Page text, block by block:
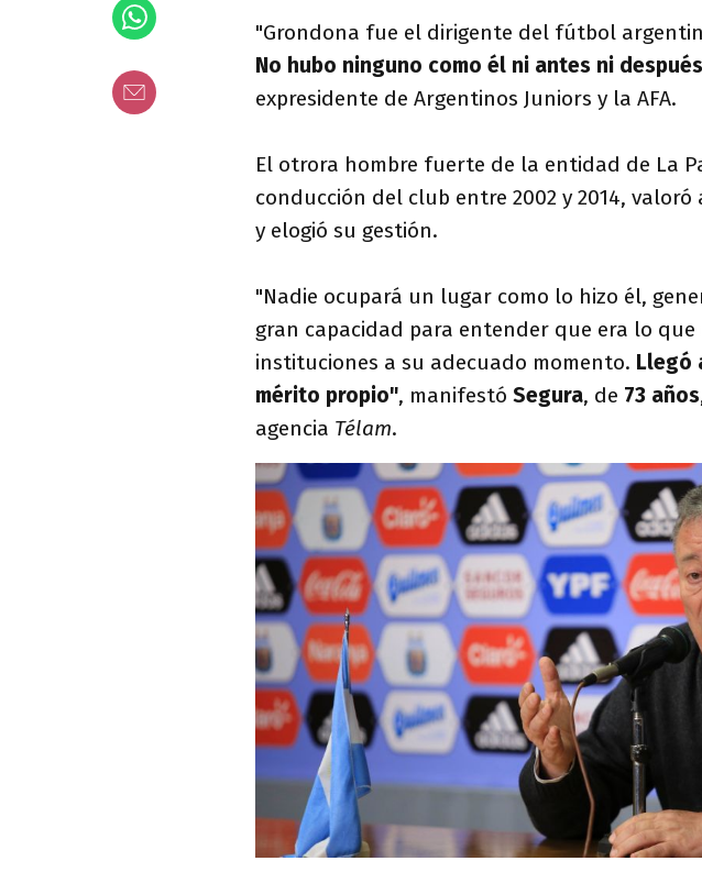
"Grondona fue el dirigente del fútbol
No hubo ninguno como él ni antes ni
expresidente de Argentinos Juniors y la AFA.
El otrora hombre fuerte de la entidad de La
conducción del club entre 2002 y 2014, valoró
y elogió su gestión.
"Nadie ocupará un lugar como lo hizo él,
gran capacidad para entender que era lo que
instituciones a su adecuado momento. Llegó
mérito propio", manifestó Segura, de 73 años
agencia Télam.